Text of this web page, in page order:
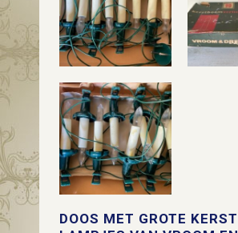
DOOS MET GROTE KERST